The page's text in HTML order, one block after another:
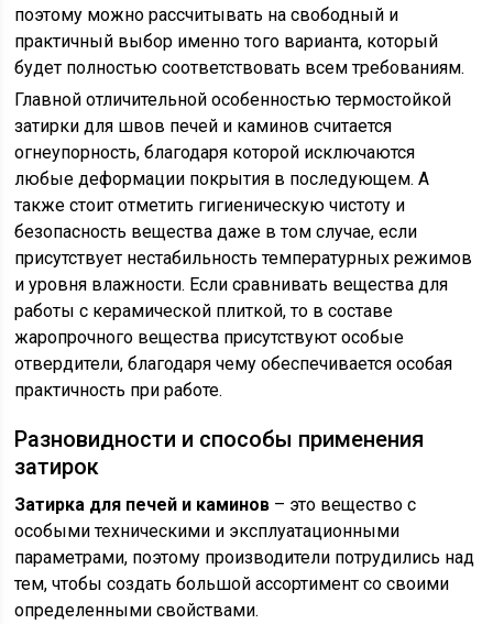
поэтому можно рассчитывать на свободный и
практичный выбор именно того варианта, который
будет полностью соответствовать всем требованиям.
Главной отличительной особенностью термостойкой
затирки для швов печей и каминов считается
огнеупорность, благодаря которой исключаются
любые деформации покрытия в последующем. А
также стоит отметить гигиеническую чистоту и
безопасность вещества даже в том случае, если
присутствует нестабильность температурных режимов
и уровня влажности. Если сравнивать вещества для
работы с керамической плиткой, то в составе
жаропрочного вещества присутствуют особые
отвердители, благодаря чему обеспечивается особая
практичность при работе.
Разновидности и способы применения
затирок
Затирка для печей и каминов – это вещество с
особыми техническими и эксплуатационными
параметрами, поэтому производители потрудились над
тем, чтобы создать большой ассортимент со своими
определенными свойствами.